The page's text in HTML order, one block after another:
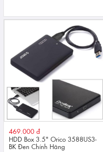
469.000 đ
HDD Box 3.5" Orico 3588US3-
BK Đen Chính Hãng